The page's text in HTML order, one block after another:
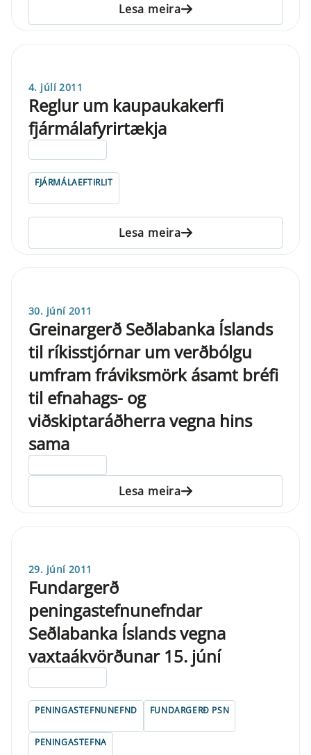
Lesa meira
4. júlí 2011
Reglur um kaupaukakerfi
fjármálafyrirtækja
FJÁRMÁLAEFTIRLIT
Lesa meira
30. júní 2011
Greinargerð Seðlabanka Íslands
til ríkisstjórnar um verðbólgu
umfram fráviksmörk ásamt bréfi
til efnahags- og
viðskiptaráðherra vegna hins
sama
Lesa meira
29. júní 2011
Fundargerð
peningastefnunefndar
Seðlabanka Íslands vegna
vaxtaákvörðunar 15. júní
PENINGASTEFNUNEFND FUNDARGERÐ PSN
PENINGASTEFNA